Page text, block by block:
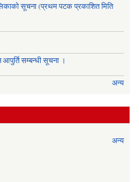
सूचना (प्रथम पटक प्रकाशित मिति
सम्बन्धी सूचना ।
अन्य
अन्य